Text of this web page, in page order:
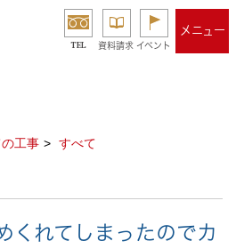
TEL 資料請求 イベント
メニュー
工事 すべて
くれてしまったのでカ